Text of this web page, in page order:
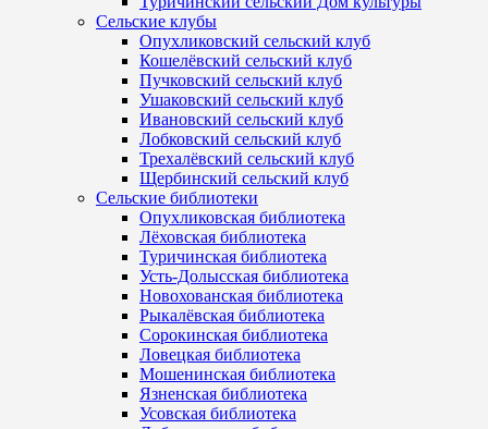
Сельские клубы
Опухликовский сельский клуб
Кошелёвский сельский клуб
Пучковский сельский клуб
Ушаковский сельский клуб
Ивановский сельский клуб
Лобковский сельский клуб
Трехалёвский сельский клуб
Щербинский сельский клуб
Сельские библиотеки
Опухликовская библиотека
Лёховская библиотека
Туричинская библиотека
Усть-Долысская библиотека
Новохованская библиотека
Рыкалёвская библиотека
Сорокинская библиотека
Ловецкая библиотека
Мошенинская библиотека
Язненская библиотека
Усовская библиотека